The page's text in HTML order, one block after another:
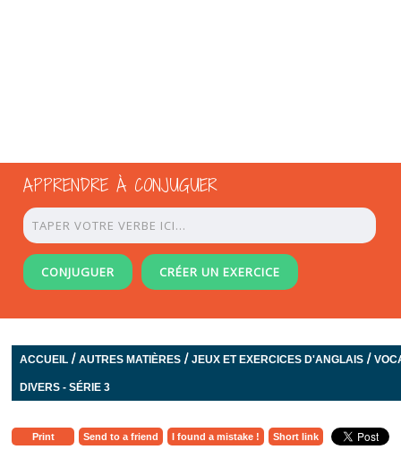
APPRENDRE À CONJUGUER
CONJUGUER CRÉER UN EXERCICE
ACCUEIL/ AUTRES MATIÈRES/ JEUX ET EXERCICES D'ANGLAIS/
DIVERS - SÉRIE 3
Print Send to a friend I found a mistake ! Short link